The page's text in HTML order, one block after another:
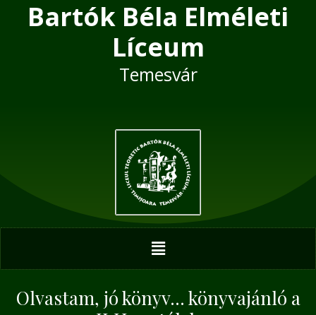
Bartók Béla Elméleti
Líceum
Temesvár
Menu
Olvastam, jó könyv… könyvajánló a
Post
navigation